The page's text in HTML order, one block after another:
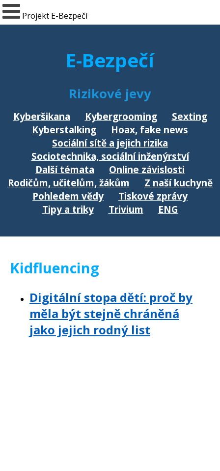
Projekt E-Bezpečí
E-Bezpečí
Rizikové jevy
Kyberšikana Kybergrooming
Sexting
Kyberstalking
Hoax, fake news
Sociální sítě a jejich rizika
Sociotechnika, sociální inženýrství
Další témata
Online závislosti
Rodičům, učitelům, žákům
Z naší kuchyně
Pohledem vědy
Tiskové zprávy
Tipy a triky
Trivium ENG
Kidfluencing
Digitální stopa dětí: proč by
měla být stejně chráněná
jako jejich rodný list